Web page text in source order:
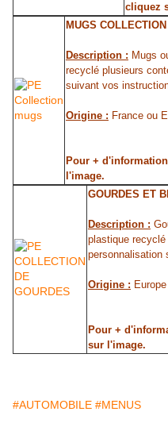
cliquez
MUGS COLLECTION
Description : Mugs
recyclé plusieurs
suivant vos
Origine : France ou
Pour +
l'image.
GOURDES ET
Description :
plastique
personnalisation
Origine : Europe
Pour +
sur l'image.
#AUTOMOBILE #MENUS